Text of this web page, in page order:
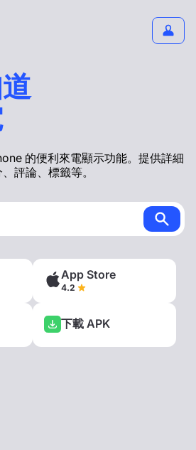
的便利來電顯示功能。提供詳細
評論、標籤等。
App Store
4.2
下載 APK